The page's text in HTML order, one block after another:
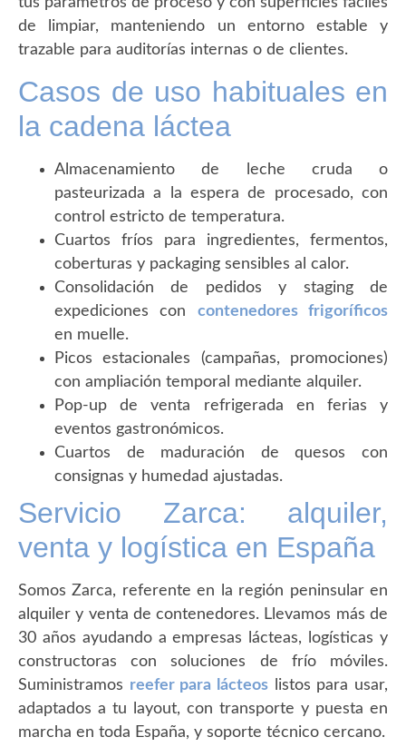
de limpiar, manteniendo un entorno estable y
trazable para auditorías internas o de clientes.
Casos de uso habituales en
la cadena láctea
Almacenamiento de leche cruda o
pasteurizada a la espera de procesado, con
control estricto de temperatura.
Cuartos fríos para ingredientes, fermentos,
coberturas y packaging sensibles al calor.
Consolidación de pedidos y staging de
expediciones con contenedores frigoríficos
en muelle.
Picos estacionales (campañas, promociones)
con ampliación temporal mediante alquiler.
Pop-up de venta refrigerada en ferias y
eventos gastronómicos.
Cuartos de maduración de quesos con
consignas y humedad ajustadas.
Servicio Zarca: alquiler,
venta y logística en España
Somos Zarca, referente en la región peninsular en
alquiler y venta de contenedores. Llevamos más de
30 años ayudando a empresas lácteas, logísticas y
constructoras con soluciones de frío móviles.
Suministramos reefer para lácteos listos para usar,
adaptados a tu layout, con transporte y puesta en
marcha en toda España, y soporte técnico cercano.